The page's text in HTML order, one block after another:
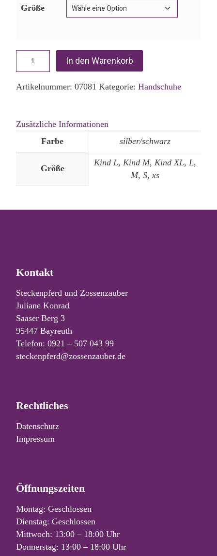
Größe
In den Warenkorb
Artikelnummer: 07081 Kategorie: Handschuhe
Zusätzliche Informationen
Farbe
silber/schwarz
Größe
Kind L, Kind M, Kind XL, L,
M, S, xs
Kontakt
Steckenpferd und Zossenzauber
Juliane Konrad
Saaser Berg 3
95447 Bayreuth
Telefon: 0921 – 507 043 99
steckenpferd@zossenzauber.de
Rechtliches
Datenschutz
Impressum
Öffnungszeiten
Montag: Geschlossen
Dienstag: Geschlossen
Mittwoch: 13:00 – 18:00 Uhr
Donnerstag: 13:00 – 18:00 Uhr